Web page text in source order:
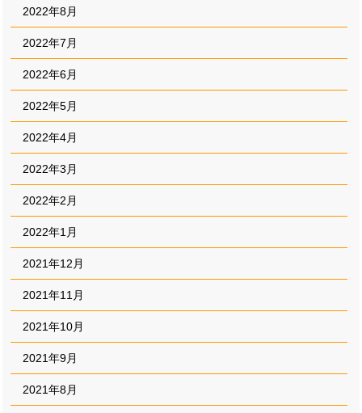
2022年8月
2022年7月
2022年6月
2022年5月
2022年4月
2022年3月
2022年2月
2022年1月
2021年12月
2021年11月
2021年10月
2021年9月
2021年8月